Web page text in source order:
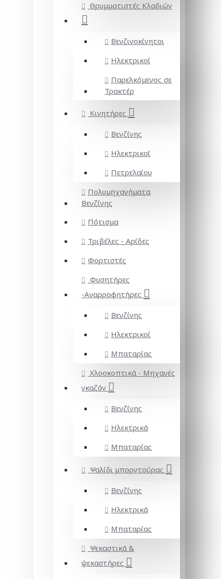
Θρυμματιστές Κλαδιών
Βενζινοκίνητοι
Ηλεκτρικοί
Παρελκόμενος σε
Τρακτέρ
Κινητήρες
Βενζίνης
Ηλεκτρικοί
Πετρελαίου
Πολυμηχανήματα
Βενζίνης
Πότισμα
Τριβέλες - Αρίδες
Φορτιστές
Φυσητήρες
-Αναρροφητήρες
Βενζίνης
Ηλεκτρικοί
Μπαταρίας
Χλοοκοπτικά - Μηχανές
γκαζόν
Βενζίνης
Ηλεκτρικά
Μπαταρίας
Ψαλίδι μπορντούρας
Βενζίνης
Ηλεκτρικά
Μπαταρίας
Ψεκαστικά &
ψεκαστήρες